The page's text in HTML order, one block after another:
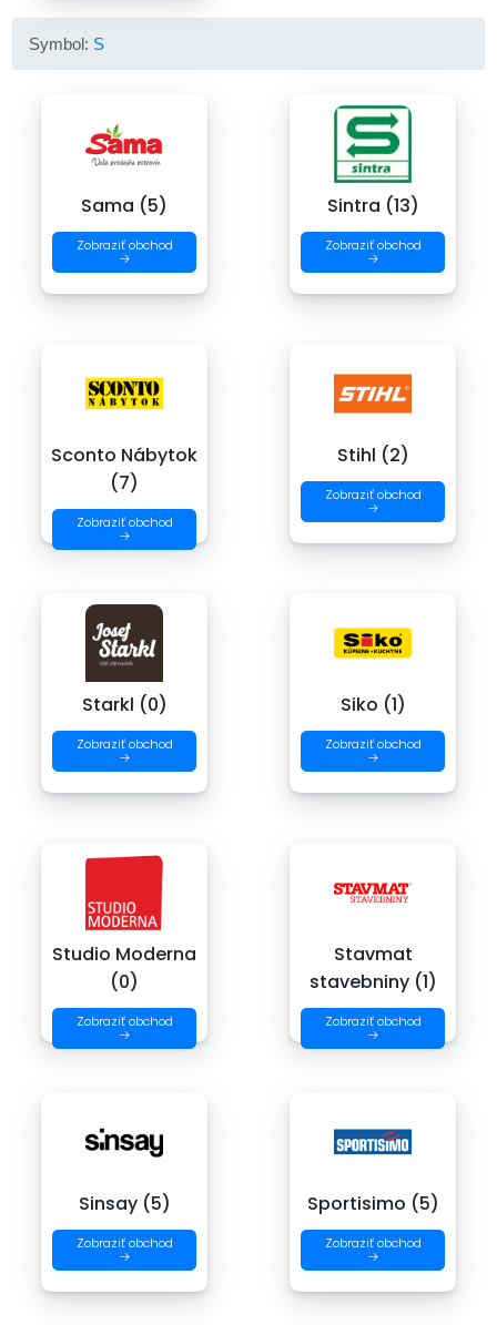
Symbol: S
Sama (5)
Zobraziť obchod
→
Sintra (13)
Zobraziť obchod
→
Sconto Nábytok
(7)
Zobraziť obchod
→
Stihl (2)
Zobraziť obchod
→
Starkl (0)
Zobraziť obchod
→
Siko (1)
Zobraziť obchod
→
Studio Moderna
(0)
Zobraziť obchod
→
Stavmat
stavebniny (1)
Zobraziť obchod
→
Sinsay (5)
Zobraziť obchod
→
Sportisimo (5)
Zobraziť obchod
→